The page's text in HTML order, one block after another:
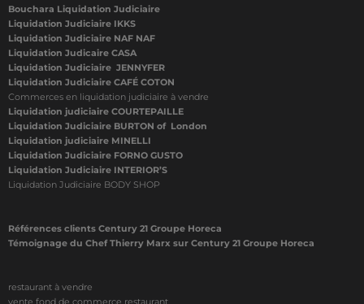
Bouchara Liquidation Judiciaire
Liquidation Judiciaire IKKS
Liquidation Judiciaire NAF NAF
Liquidation Judicaire CASA
Liquidation Judiciaire JENNYFER
Liquidation Judiciaire CAFÉ COTON
Commerces en liquidation judiciaire à vendre
Liquidation judiciaire COURTEPAILLE
Liquidation Judiciaire BURTON of London
Liquidation judiciaire MINELLI
Liquidation Judiciaire FORNO GUSTO
Liquidation Judiciaire INTERIOR’S
Liquidation Judiciaire BODY SHOP
Références clients Century 21 Groupe Horeca
Témoignage du Chef Thierry Marx sur Century 21 Groupe Horeca
restaurant à vendre
vente fond de commerce restaurant